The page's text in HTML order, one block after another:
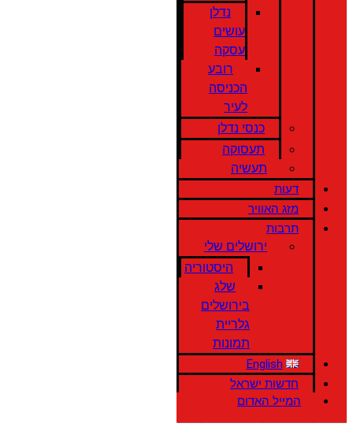
נדלן
עושים
עסקה
רובע
הכניסה
לעיר
כנסי נדלן
תעסוקה
תעשיה
דעות
מזג האוויר
תרבות
ירושלים שלי
היסטוריה
שלג
בירושלים
גלריית
תמונות
English
חדשות ישראל
המייל האדום